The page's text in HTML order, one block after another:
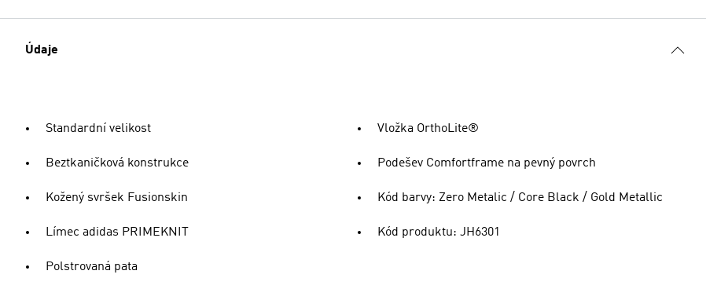
Údaje
Standardní velikost
Beztkaničková konstrukce
Kožený svršek Fusionskin
Límec adidas PRIMEKNIT
Polstrovaná pata
Vložka OrthoLite®
Podešev Comfortframe na pevný povrch
Kód barvy: Zero Metalic / Core Black / Gold Metallic
Kód produktu: JH6301